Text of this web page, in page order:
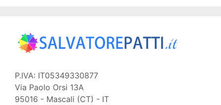
P.IVA: IT05349330877
Via Paolo Orsi 13A
95016 - Mascali (CT) - IT